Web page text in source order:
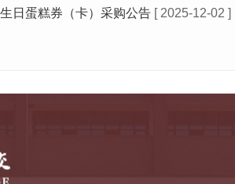
日蛋糕券（卡）采购公告 [ 2025-12-02 ]